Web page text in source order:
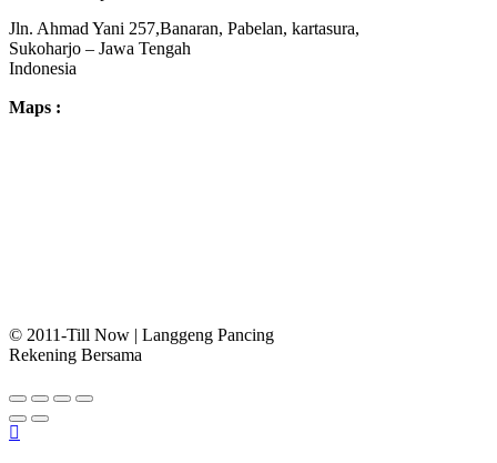
Jln. Ahmad Yani 257,Banaran, Pabelan, kartasura,
Sukoharjo – Jawa Tengah
Indonesia
Maps :
© 2011-Till Now | Langgeng Pancing
Rekening Bersama